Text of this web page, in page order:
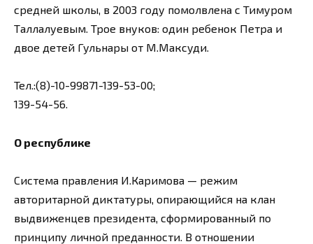
средней школы, в 2003 году помолвлена с Тимуром
Таллалуевым. Трое внуков: один ребенок Петра и
двое детей Гульнары от М.Максуди.
Тел.:(8)-10-99871-139-53-00;
139-54-56.
О республике
Система правления И.Каримова — режим
авторитарной диктатуры, опирающийся на клан
выдвиженцев президента, сформированный по
принципу личной преданности. В отношении